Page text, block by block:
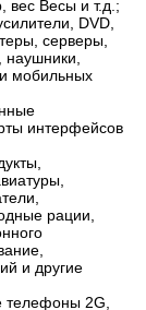
вес Весы и т.д.;
DVD,
серверы,
мобильных
интерфейсов
рации,
и другие
телефоны 2G,